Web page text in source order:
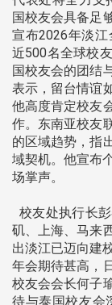
国校友会具备足
宣布2026年淡江
近500名全球校
国校友会的团结
表示，留台情谊
他高度肯定校友
作。东南亚校友
的区域趋势，指
域契机。他宣布
场掌声。
校友处执行长
矶、上海、马来
出淡江已迈向建
年会期待甚高，
校友会会长何子
待与泰国校友会